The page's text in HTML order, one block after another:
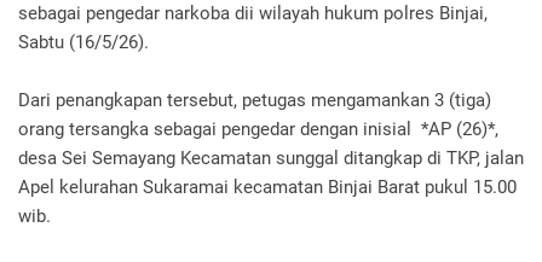
sebagai pengedar narkoba dii wilayah hukum polres Binjai,
Sabtu (16/5/26).
Dari penangkapan tersebut, petugas mengamankan 3 (tiga)
orang tersangka sebagai pengedar dengan inisial *AP (26)*,
desa Sei Semayang Kecamatan sunggal ditangkap di TKP, jalan
Apel kelurahan Sukaramai kecamatan Binjai Barat pukul 15.00
wib.